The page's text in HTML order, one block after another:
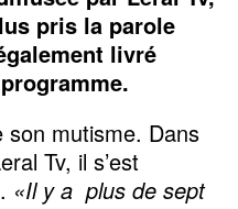
pris la parole
livré
mutisme. Dans
Tv, il s’est
«Il y a plus de sept